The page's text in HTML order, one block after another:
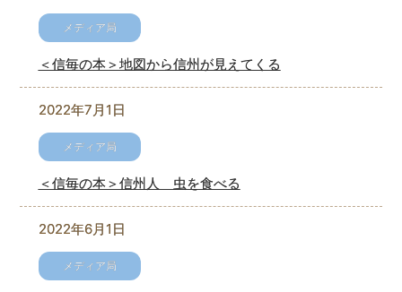
＜信毎の本＞地図から信州が見えてくる
2022年7月1日
＜信毎の本＞信州人 虫を食べる
2022年6月1日